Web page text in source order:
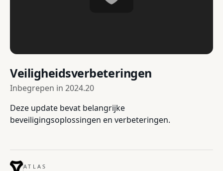
Veiligheidsverbeteringen
Inbegrepen in 2024.20
Deze update bevat belangrijke
beveiligingsoplossingen en verbeteringen.
ATLAS